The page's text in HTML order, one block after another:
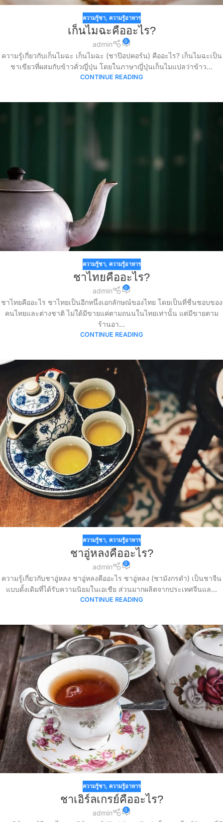
ความรู้ชา, ความรู้อาหาร
เก็นไมฉะคืออะไร?
admin 0
ความรู้เกี่ยวกับเก็นไมฉะ เก็นไมฉะ (ชาป๊อปคอร์น) คืออะไร? เก็นไมฉะเป็น
ชาเขียวที่ผสมกับข้าวคั่วญี่ปุ่น โดยในภาษาญี่ปุ่นเก็นไมแปลว่าข้าว...
CONTINUE READING
ความรู้ชา, ความรู้อาหาร
ชาไทยคืออะไร?
admin 0
ชาไทยคืออะไร ชาไทยเป็นอีกหนึ่งเอกลักษณ์ของไทย โดยเป็นที่ชื่นชอบของ
คนไทยและต่างชาติ ไม่ใด้มีขายแค่ตามถนนในไทยเท่านั้น แต่มีขายตาม
ร้านอา...
CONTINUE READING
ความรู้ชา, ความรู้อาหาร
ชาอู่หลงคืออะไร?
admin 0
ความรู้เกี่ยวกับชาอู่หลง ชาอู่หลงคืออะไร ชาอู่หลง (ชามังกรดำ) เป็นชาจีน
แบบดั้งเดิมที่ได้รับความนิยมในเอเชีย ส่วนมากผลิตจากประเทศจีนแล...
CONTINUE READING
ความรู้ชา, ความรู้อาหาร
ชาเอิร์ลเกรย์คืออะไร?
admin 0